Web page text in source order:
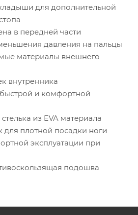
для дополнительной
в передней части
давления на пальцы
материалы внешнего
внутренника
и комфортной
из EVA материала
плотной посадки ноги
эксплуатации при
подошва